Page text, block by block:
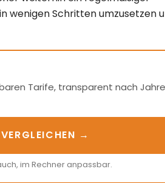
wenigen Schritten umzusetzen
Tarife, transparent nach
→
im Rechner anpassbar.